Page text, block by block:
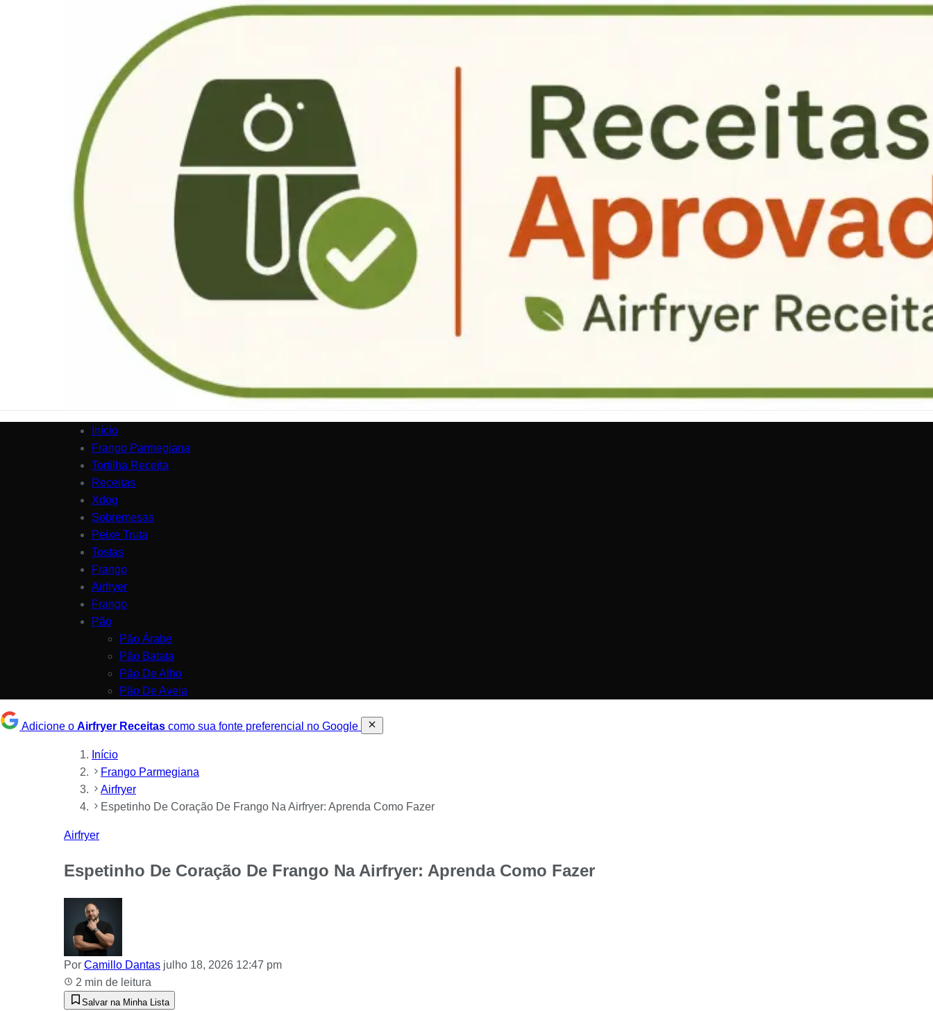
Início
Frango Parmegiana
Tortilha Receita
Receitas
Xdog
Sobremesas
Peixe Truta
Tostas
Frango
Airfryer
Frango
Pão
Pão Árabe
Pão Batata
Pão De Alho
Pão De Aveia
Adicione o Airfryer Receitas como sua fonte preferencial no Google
Início
Frango Parmegiana
Airfryer
Espetinho De Coração De Frango Na Airfryer: Aprenda Como Fazer
Airfryer
Espetinho De Coração De Frango Na Airfryer: Aprenda Como Fazer
Por Camillo Dantas julho 18, 2026 12:47 pm
2 min de leitura
Salvar na Minha Lista